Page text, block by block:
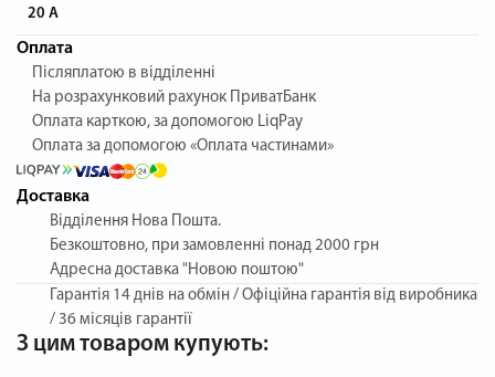
20 А
Оплата
Післяплатою в відділенні
На розрахунковий рахунок ПриватБанк
Оплата карткою, за допомогою LiqPay
Оплата за допомогою «Оплата частинами»
Доставка
Відділення Нова Пошта.
Безкоштовно, при замовленні понад 2000 грн
Адресна доставка "Новою поштою"
Гарантія 14 днів на обмін / Офіційна гарантія від виробника
/ 36 місяців гарантії
З цим товаром купують: